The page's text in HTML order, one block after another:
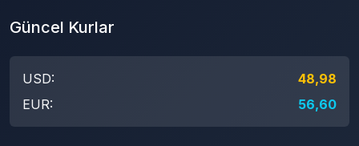
Güncel Kurlar
USD:
48,98
EUR:
56,60